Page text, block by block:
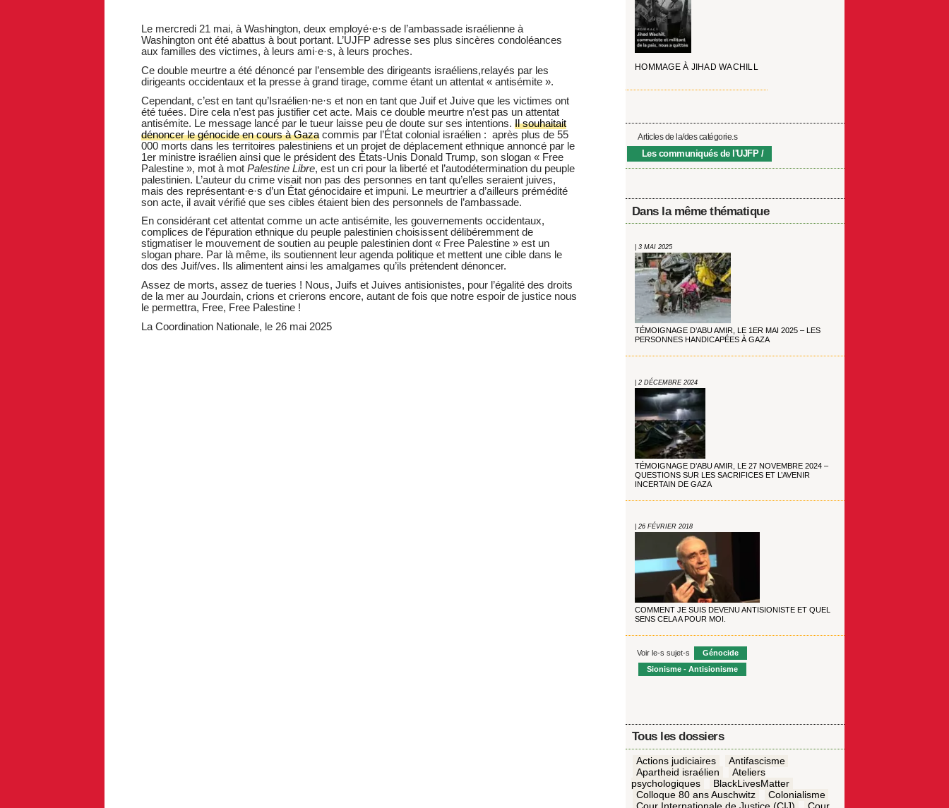
Le mercredi 21 mai, à Washington, deux employé·e·s de l’ambassade israélienne à
Washington ont été abattus à bout portant. L’UJFP adresse ses plus sincères condoléances
aux familles des victimes, à leurs ami·e·s, à leurs proches.
Ce double meurtre a été dénoncé par l’ensemble des dirigeants israéliens,relayés par les
dirigeants occidentaux et la presse à grand tirage, comme étant un attentat « antisémite ».
Cependant, c’est en tant qu’Israélien·ne·s et non en tant que Juif et Juive que les victimes ont
été tuées. Dire cela n’est pas justifier cet acte. Mais ce double meurtre n’est pas un attentat
antisémite. Le message lancé par le tueur laisse peu de doute sur ses intentions. Il souhaitait
dénoncer le génocide en cours à Gazacommis par l’État colonial israélien : après plus de 55
000 morts dans les territoires palestiniens et un projet de déplacement ethnique annoncé par le
1er ministre israélien ainsi que le président des États-Unis Donald Trump, son slogan « Free
Palestine », mot à mot Palestine Libre, est un cri pour la liberté et l’autodétermination du peuple
palestinien. L’auteur du crime visait non pas des personnes en tant qu’elles seraient juives,
mais des représentant·e·s d’un État génocidaire et impuni. Le meurtrier a d’ailleurs prémédité
son acte, il avait vérifié que ses cibles étaient bien des personnels de l’ambassade.
En considérant cet attentat comme un acte antisémite, les gouvernements occidentaux,
complices de l’épuration ethnique du peuple palestinien choisissent délibéremment de
stigmatiser le mouvement de soutien au peuple palestinien dont « Free Palestine » est un
slogan phare. Par là même, ils soutiennent leur agenda politique et mettent une cible dans le
dos des Juif/ves. Ils alimentent ainsi les amalgames qu’ils prétendent dénoncer.
Assez de morts, assez de tueries ! Nous, Juifs et Juives antisionistes, pour l’égalité des droits
de la mer au Jourdain, crions et crierons encore, autant de fois que notre espoir de justice nous
le permettra, Free, Free Palestine !
La Coordination Nationale, le 26 mai 2025
HOMMAGE À JIHAD WACHILL
Articles de la/des catégorie.s
Les communiqués de l'UJFP
Dans la même thématique
| 3 MAI 2025
TÉMOIGNAGE D’ABU AMIR, LE 1ER MAI 2025 – LES
PERSONNES HANDICAPÉES À GAZA
| 2 DÉCEMBRE 2024
TÉMOIGNAGE D’ABU AMIR, LE 27 NOVEMBRE 2024 –
QUESTIONS SUR LES SACRIFICES ET L’AVENIR
INCERTAIN DE GAZA
| 26 FÉVRIER 2018
COMMENT JE SUIS DEVENU ANTISIONISTE ET QUEL
SENS CELA A POUR MOI.
Voir le-s sujet-s
Génocide
Sionisme - Antisionisme
Tous les dossiers
Actions judiciaires
Antifascisme
Apartheid israélien
Ateliers
psychologiques
BlackLivesMatter
Colloque 80 ans Auschwitz
Colonialisme